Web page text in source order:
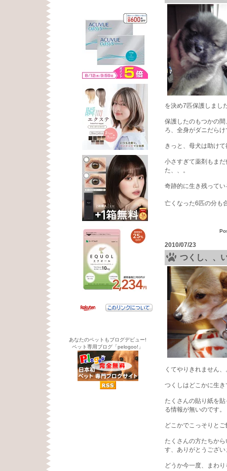
あなたのペットもブログデビュー!
ペット専用ブログ「pelogoo!」
を決め7匹保護しまし
保護したのもつかの
ろ、全身がダニだら
きっと、母犬は助け
小さすぎて薬剤もま
た、、。
奇跡的に生き残って
亡くなった6匹の分も
2010/07/23
つくし、、
くてやりきれません、
つくしはどこかに生
たくさんの貼り紙を
る情報が無いのです。
どこかでこっそりと
たくさんの方たちか
す、ありがとうござい
どうか今一度、まわ